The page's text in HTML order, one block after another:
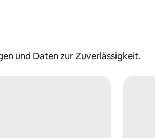
und Daten zur Zuverlässigkeit.